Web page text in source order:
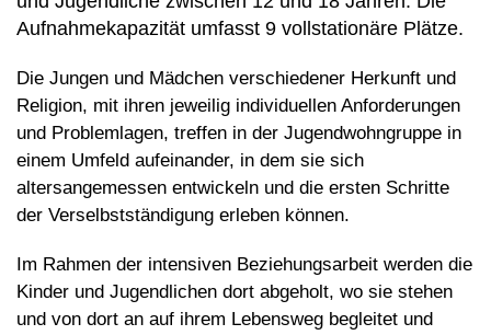
Aufnahmekapazität umfasst 9 vollstationäre Plätze.
Die Jungen und Mädchen verschiedener Herkunft und
Religion, mit ihren jeweilig individuellen Anforderungen
und Problemlagen, treffen in der Jugendwohngruppe in
einem Umfeld aufeinander, in dem sie sich
altersangemessen entwickeln und die ersten Schritte
der Verselbstständigung erleben können.
Im Rahmen der intensiven Beziehungsarbeit werden die
Kinder und Jugendlichen dort abgeholt, wo sie stehen
und von dort an auf ihrem Lebensweg begleitet und